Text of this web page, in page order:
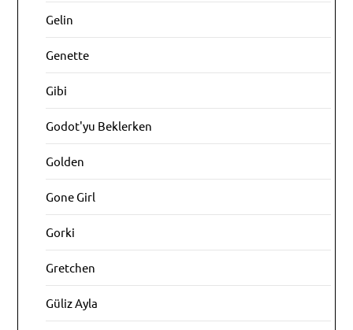
Gelin
Genette
Gibi
Godot'yu Beklerken
Golden
Gone Girl
Gorki
Gretchen
Güliz Ayla